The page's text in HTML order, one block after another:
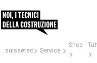
suissetec Service
Shop